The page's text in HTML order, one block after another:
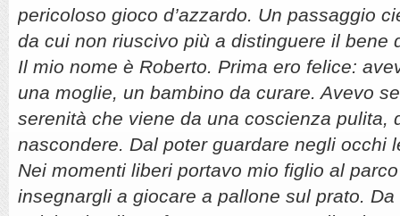
pericoloso gioco d’azzardo. Un passaggio
da cui non riuscivo più a distinguere il bene
Il mio nome è Roberto. Prima ero felice:
una moglie, un bambino da curare. Avevo
serenità che viene da una coscienza pulita,
nascondere. Dal poter guardare negli occhi
Nei momenti liberi portavo mio figlio al
insegnargli a giocare a pallone sul prato.